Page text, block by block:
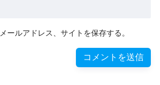
ールアドレス、サイトを保存する。